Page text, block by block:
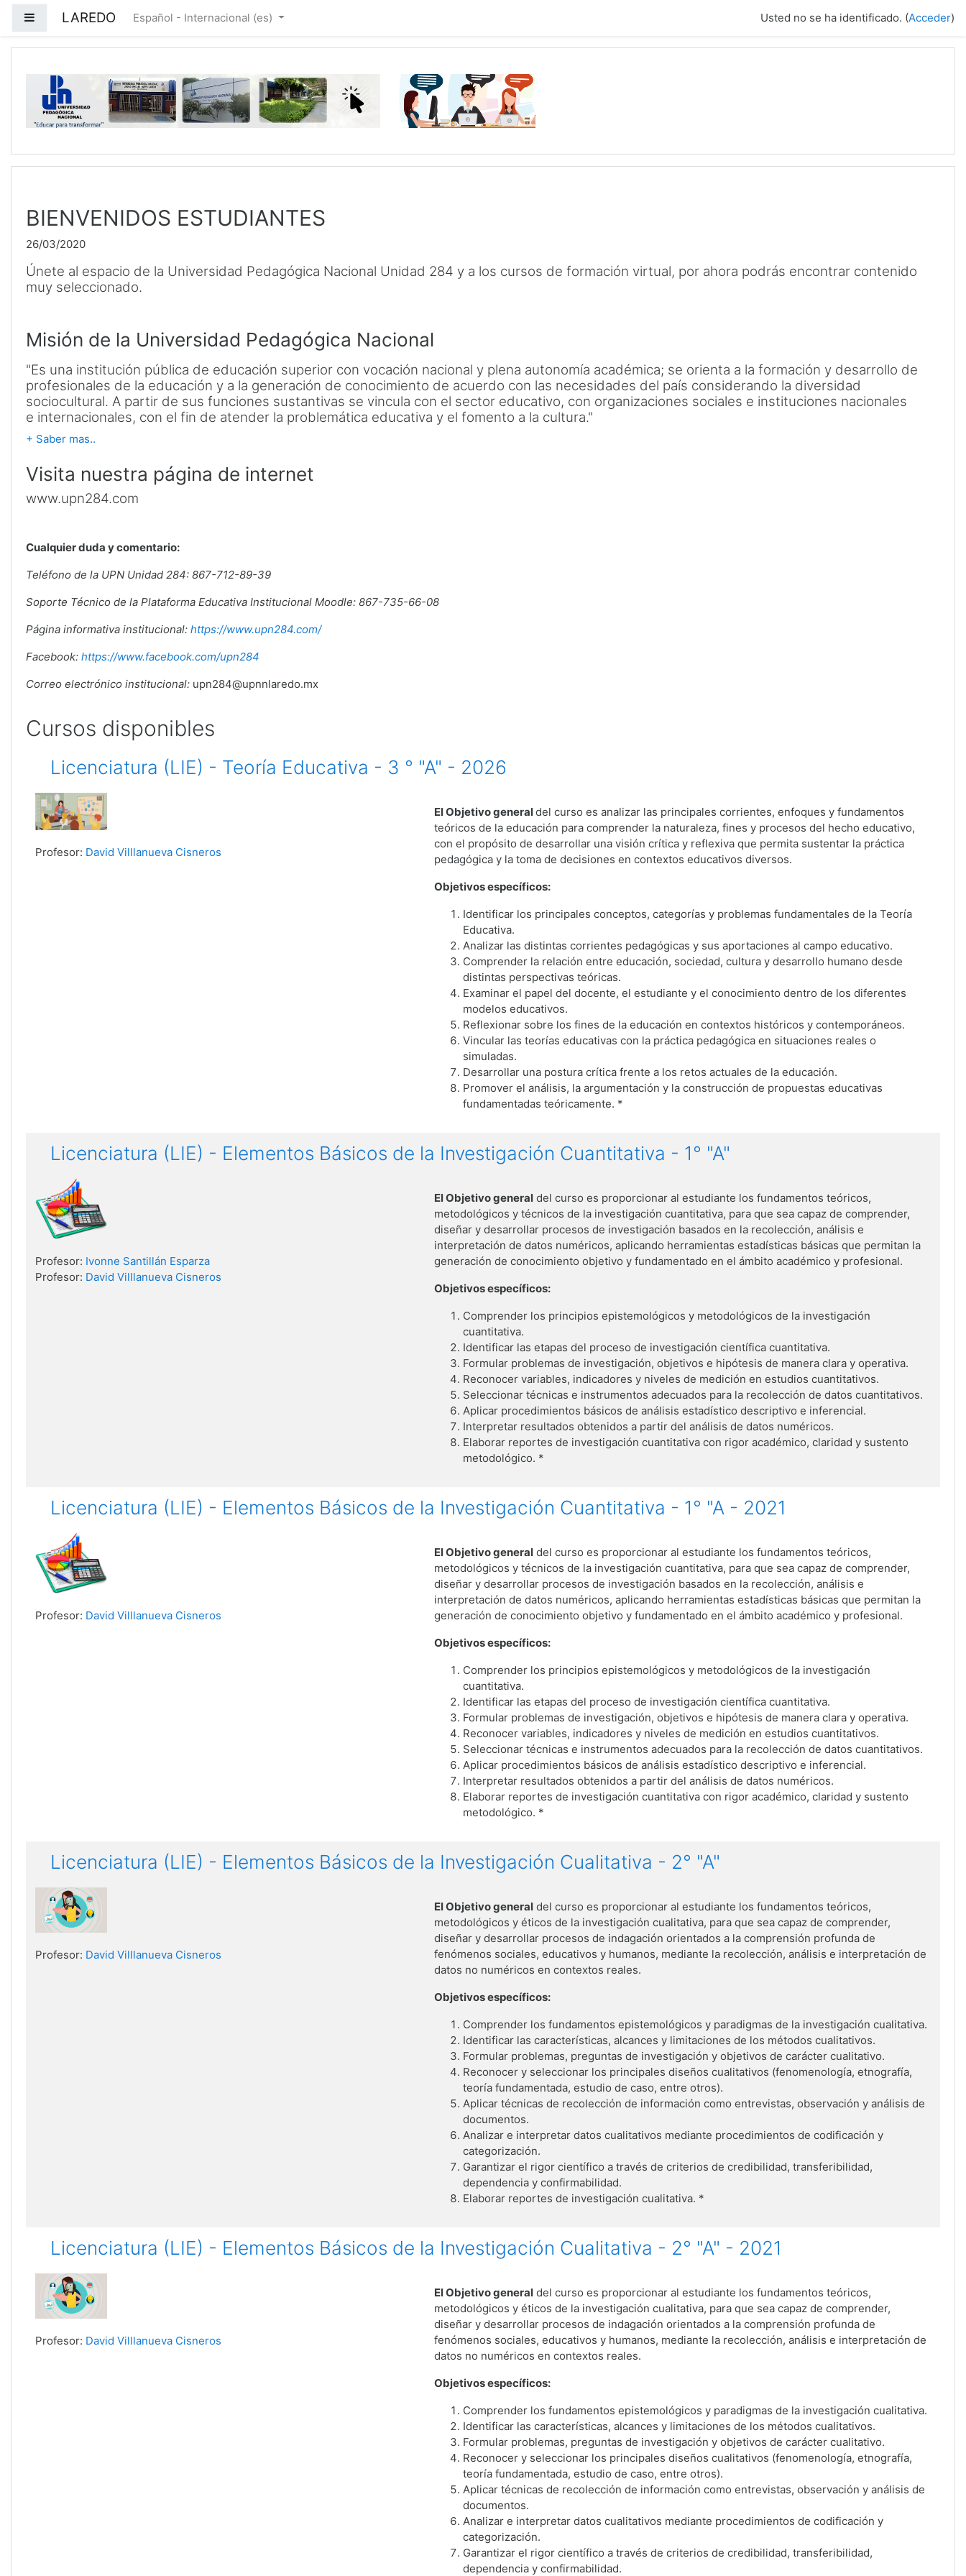
Panel lateral
LAREDO Español - Internacional ‎(es)‎ Usted no se ha identificado. (Acceder)
BIENVENIDOS ESTUDIANTES
26/03/2020
Únete al espacio de la Universidad Pedagógica Nacional Unidad 284 y a los cursos de formación virtual, por ahora podrás encontrar contenido
muy seleccionado.
Misión de la Universidad Pedagógica Nacional
"Es una institución pública de educación superior con vocación nacional y plena autonomía académica; se orienta a la formación y desarrollo de
profesionales de la educación y a la generación de conocimiento de acuerdo con las necesidades del país considerando la diversidad
sociocultural. A partir de sus funciones sustantivas se vincula con el sector educativo, con organizaciones sociales e instituciones nacionales
e internacionales, con el fin de atender la problemática educativa y el fomento a la cultura."
+ Saber mas..
Visita nuestra página de internet
www.upn284.com
Cualquier duda y comentario:
Teléfono de la UPN Unidad 284: 867-712-89-39
Soporte Técnico de la Plataforma Educativa Institucional Moodle: 867-735-66-08
Página informativa institucional: https://www.upn284.com/
Facebook: https://www.facebook.com/upn284
Correo electrónico institucional: upn284@upnnlaredo.mx
Cursos disponibles
Licenciatura (LIE) - Teoría Educativa - 3 ° "A" - 2026
El Objetivo generaldel curso es analizar las principales corrientes, enfoques y fundamentos
teóricos de la educación para comprender la naturaleza, fines y procesos del hecho educativo,
con el propósito de desarrollar una visión crítica y reflexiva que permita sustentar la práctica
pedagógica y la toma de decisiones en contextos educativos diversos.
Objetivos específicos:
Identificar los principales conceptos, categorías y problemas fundamentales de la Teoría
Educativa.
Analizar las distintas corrientes pedagógicas y sus aportaciones al campo educativo.
Comprender la relación entre educación, sociedad, cultura y desarrollo humano desde
distintas perspectivas teóricas.
Examinar el papel del docente, el estudiante y el conocimiento dentro de los diferentes
modelos educativos.
Reflexionar sobre los fines de la educación en contextos históricos y contemporáneos.
Vincular las teorías educativas con la práctica pedagógica en situaciones reales o
simuladas.
Desarrollar una postura crítica frente a los retos actuales de la educación.
Promover el análisis, la argumentación y la construcción de propuestas educativas
fundamentadas teóricamente. *
Profesor: David Villlanueva Cisneros
Licenciatura (LIE) - Elementos Básicos de la Investigación Cuantitativa - 1° "A"
El Objetivo general del curso es proporcionar al estudiante los fundamentos teóricos,
metodológicos y técnicos de la investigación cuantitativa, para que sea capaz de comprender,
diseñar y desarrollar procesos de investigación basados en la recolección, análisis e
interpretación de datos numéricos, aplicando herramientas estadísticas básicas que permitan la
generación de conocimiento objetivo y fundamentado en el ámbito académico y profesional.
Objetivos específicos:
Comprender los principios epistemológicos y metodológicos de la investigación
cuantitativa.
Identificar las etapas del proceso de investigación científica cuantitativa.
Formular problemas de investigación, objetivos e hipótesis de manera clara y operativa.
Reconocer variables, indicadores y niveles de medición en estudios cuantitativos.
Seleccionar técnicas e instrumentos adecuados para la recolección de datos cuantitativos.
Aplicar procedimientos básicos de análisis estadístico descriptivo e inferencial.
Interpretar resultados obtenidos a partir del análisis de datos numéricos.
Elaborar reportes de investigación cuantitativa con rigor académico, claridad y sustento
metodológico. *
Profesor: Ivonne Santillán Esparza
Profesor: David Villlanueva Cisneros
Licenciatura (LIE) - Elementos Básicos de la Investigación Cuantitativa - 1° "A - 2021
El Objetivo general del curso es proporcionar al estudiante los fundamentos teóricos,
metodológicos y técnicos de la investigación cuantitativa, para que sea capaz de comprender,
diseñar y desarrollar procesos de investigación basados en la recolección, análisis e
interpretación de datos numéricos, aplicando herramientas estadísticas básicas que permitan la
generación de conocimiento objetivo y fundamentado en el ámbito académico y profesional.
Objetivos específicos:
Comprender los principios epistemológicos y metodológicos de la investigación
cuantitativa.
Identificar las etapas del proceso de investigación científica cuantitativa.
Formular problemas de investigación, objetivos e hipótesis de manera clara y operativa.
Reconocer variables, indicadores y niveles de medición en estudios cuantitativos.
Seleccionar técnicas e instrumentos adecuados para la recolección de datos cuantitativos.
Aplicar procedimientos básicos de análisis estadístico descriptivo e inferencial.
Interpretar resultados obtenidos a partir del análisis de datos numéricos.
Elaborar reportes de investigación cuantitativa con rigor académico, claridad y sustento
metodológico. *
Profesor: David Villlanueva Cisneros
Licenciatura (LIE) - Elementos Básicos de la Investigación Cualitativa - 2° "A"
El Objetivo general del curso es proporcionar al estudiante los fundamentos teóricos,
metodológicos y éticos de la investigación cualitativa, para que sea capaz de comprender,
diseñar y desarrollar procesos de indagación orientados a la comprensión profunda de
fenómenos sociales, educativos y humanos, mediante la recolección, análisis e interpretación de
datos no numéricos en contextos reales.
Objetivos específicos:
Comprender los fundamentos epistemológicos y paradigmas de la investigación cualitativa.
Identificar las características, alcances y limitaciones de los métodos cualitativos.
Formular problemas, preguntas de investigación y objetivos de carácter cualitativo.
Reconocer y seleccionar los principales diseños cualitativos (fenomenología, etnografía,
teoría fundamentada, estudio de caso, entre otros).
Aplicar técnicas de recolección de información como entrevistas, observación y análisis de
documentos.
Analizar e interpretar datos cualitativos mediante procedimientos de codificación y
categorización.
Garantizar el rigor científico a través de criterios de credibilidad, transferibilidad,
dependencia y confirmabilidad.
Elaborar reportes de investigación cualitativa. *
Profesor: David Villlanueva Cisneros
Licenciatura (LIE) - Elementos Básicos de la Investigación Cualitativa - 2° "A" - 2021
El Objetivo general del curso es proporcionar al estudiante los fundamentos teóricos,
metodológicos y éticos de la investigación cualitativa, para que sea capaz de comprender,
diseñar y desarrollar procesos de indagación orientados a la comprensión profunda de
fenómenos sociales, educativos y humanos, mediante la recolección, análisis e interpretación de
datos no numéricos en contextos reales.
Objetivos específicos:
Comprender los fundamentos epistemológicos y paradigmas de la investigación cualitativa.
Identificar las características, alcances y limitaciones de los métodos cualitativos.
Formular problemas, preguntas de investigación y objetivos de carácter cualitativo.
Reconocer y seleccionar los principales diseños cualitativos (fenomenología, etnografía,
teoría fundamentada, estudio de caso, entre otros).
Aplicar técnicas de recolección de información como entrevistas, observación y análisis de
documentos.
Analizar e interpretar datos cualitativos mediante procedimientos de codificación y
categorización.
Garantizar el rigor científico a través de criterios de credibilidad, transferibilidad,
dependencia y confirmabilidad.
Profesor: David Villlanueva Cisneros